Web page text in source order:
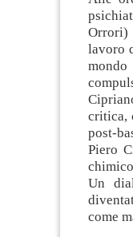
ps
Orrori)
lavoro
critica,
post-
Piero
Un
come